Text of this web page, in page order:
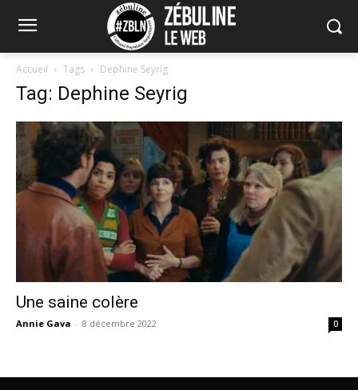
Accueil Tags Dephine Seyrig
Tag: Dephine Seyrig
Une saine colère
Annie Gava - 8 décembre 2022 0